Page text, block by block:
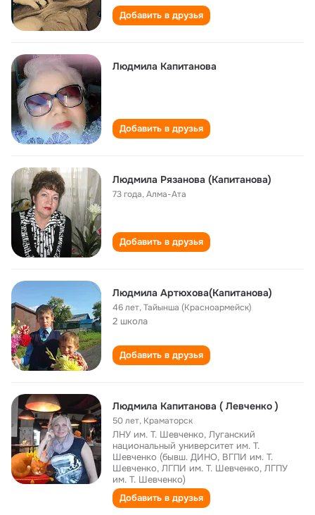
Добавить в друзья
Людмила Капитанова
Добавить в друзья
Людмила Рязанова (Капитанова)
73 года,Алма-Ата
Добавить в друзья
Людмила Артюхова(Капитанова)
46 лет,Тайынша (Красноармейск)
2 школа
Добавить в друзья
Людмила Капитанова ( Левченко )
50 лет, Краматорск
ЛНУ им. Т. Шевченко, Луганский
национальный университет им. Т.
Шевченко (бывш. ДИНО, ВГПИ им. Т.
Шевченко, ЛГПИ им. Т. Шевченко, ЛГПУ
им. Т. Шевченко)
Добавить в друзья